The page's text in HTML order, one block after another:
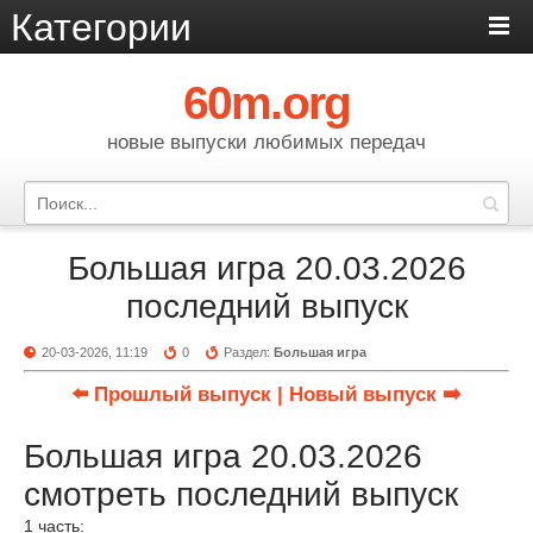
Категории
60m.org
новые выпуски любимых передач
Большая игра 20.03.2026
последний выпуск
20-03-2026, 11:19 0 Раздел:Большая игра
⬅️ Прошлый выпуск | Новый выпуск ➡️
Большая игра 20.03.2026
смотреть последний выпуск
1 часть: